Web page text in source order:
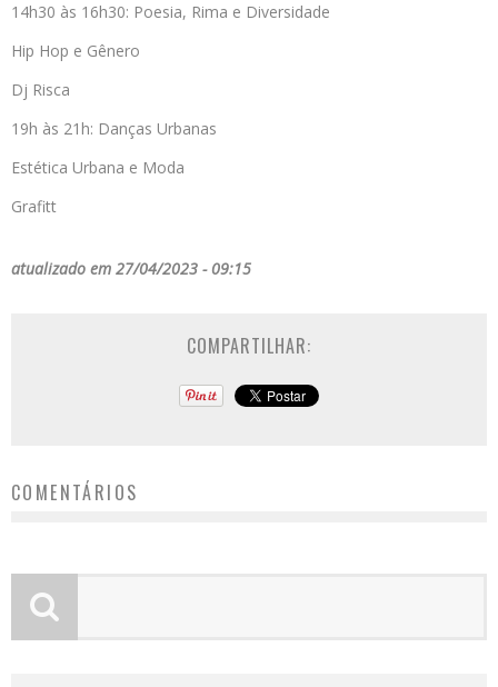
14h30 às 16h30: Poesia, Rima e Diversidade
Hip Hop e Gênero
Dj Risca
19h às 21h: Danças Urbanas
Estética Urbana e Moda
Grafitt
atualizado em 27/04/2023 - 09:15
COMPARTILHAR:
COMENTÁRIOS